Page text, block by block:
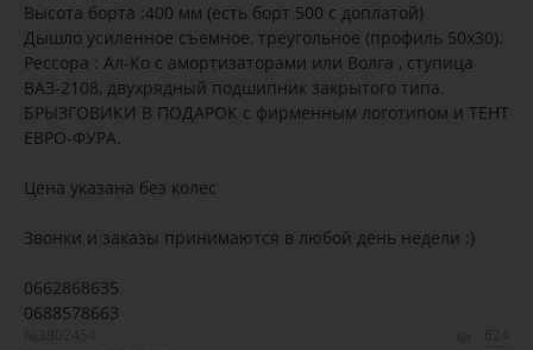
Высота борта :400 мм (есть борт 500 с доплатой)
Дышло усиленное съемное, треугольное (профиль 50х30).
Рессора : Ал-Ко с амортизаторами или Волга , ступица
ВАЗ-2108, двухрядный подшипник закрытого типа.
БРЫЗГОВИКИ В ПОДАРОК с фирменным логотипом и ТЕНТ
ЕВРО-ФУРА.
Цена указана без колес
Звонки и заказы принимаются в любой день недели :)
0662868635
0688578663